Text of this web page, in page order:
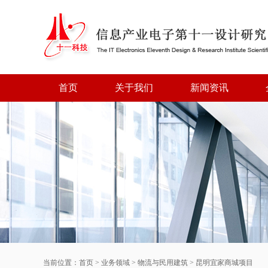
首页 关于我们 新闻资讯
当前位置： 首页 > 业务领域 > 物流与民用建筑 > 昆明宜家商城项目